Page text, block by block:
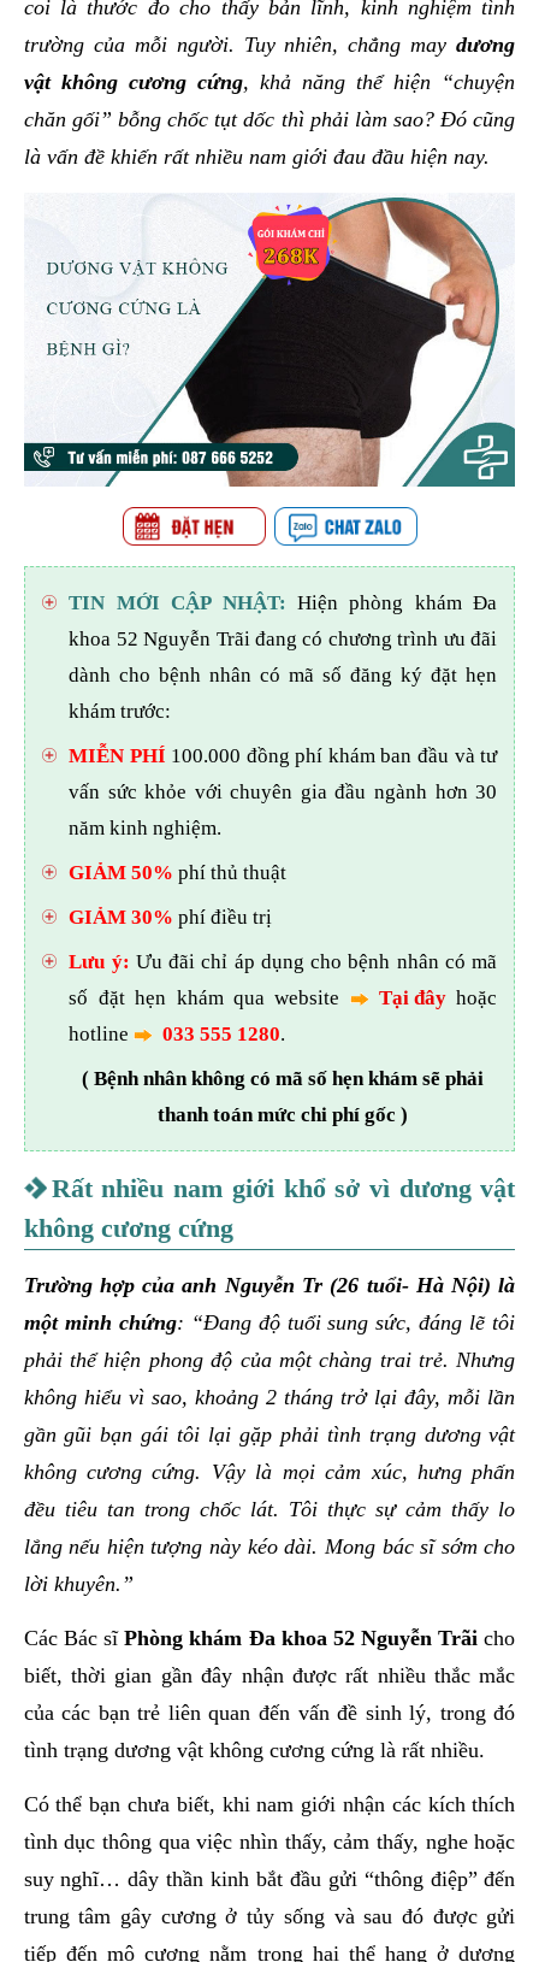
coi là thước đo cho thấy bản lĩnh, kinh nghiệm tình
trường của mỗi người. Tuy nhiên, chẳng maydương
vật không cương cứng, khả năng thể hiện “chuyện
chăn gối” bỗng chốc tụt dốc thì phải làm sao? Đó cũng
là vấn đề khiến rất nhiều nam giới đau đầu hiện nay.
TIN MỚI CẬP NHẬT: Hiện phòng khám Đa
khoa 52 Nguyễn Trãi đang có chương trình ưu đãi
dành cho bệnh nhân có mã số đăng ký đặt hẹn
khám trước:
MIỄN PHÍ 100.000 đồng phí khám ban đầu và tư
vấn sức khỏe với chuyên gia đầu ngành hơn 30
năm kinh nghiệm.
GIẢM 50% phí thủ thuật
GIẢM 30% phí điều trị
Lưu ý: Ưu đãi chỉ áp dụng cho bệnh nhân có mã
số đặt hẹn khám qua website
Tại đâyhoặc
hotline
033 555 1280.
( Bệnh nhân không có mã số hẹn khám sẽ phải
thanh toán mức chi phí gốc )
Rất nhiều nam giới khổ sở vì dương vật
không cương cứng
Trường hợp của anh Nguyễn Tr (26 tuổi- Hà Nội) là
một minh chứng: “Đang độ tuổi sung sức, đáng lẽ tôi
phải thể hiện phong độ của một chàng trai trẻ. Nhưng
không hiểu vì sao, khoảng 2 tháng trở lại đây, mỗi lần
gần gũi bạn gái tôi lại gặp phải tình trạng dương vật
không cương cứng. Vậy là mọi cảm xúc, hưng phấn
đều tiêu tan trong chốc lát. Tôi thực sự cảm thấy lo
lắng nếu hiện tượng này kéo dài. Mong bác sĩ sớm cho
lời khuyên.”
Các Bác sĩPhòng khám Đa khoa 52 Nguyễn Trãi cho
biết, thời gian gần đây nhận được rất nhiều thắc mắc
của các bạn trẻ liên quan đến vấn đề sinh lý, trong đó
tình trạng dương vật không cương cứng là rất nhiều.
Có thể bạn chưa biết, khi nam giới nhận các kích thích
tình dục thông qua việc nhìn thấy, cảm thấy, nghe hoặc
suy nghĩ… dây thần kinh bắt đầu gửi “thông điệp” đến
trung tâm gây cương ở tủy sống và sau đó được gửi
tiếp đến mô cương nằm trong hai thể hang ở dương